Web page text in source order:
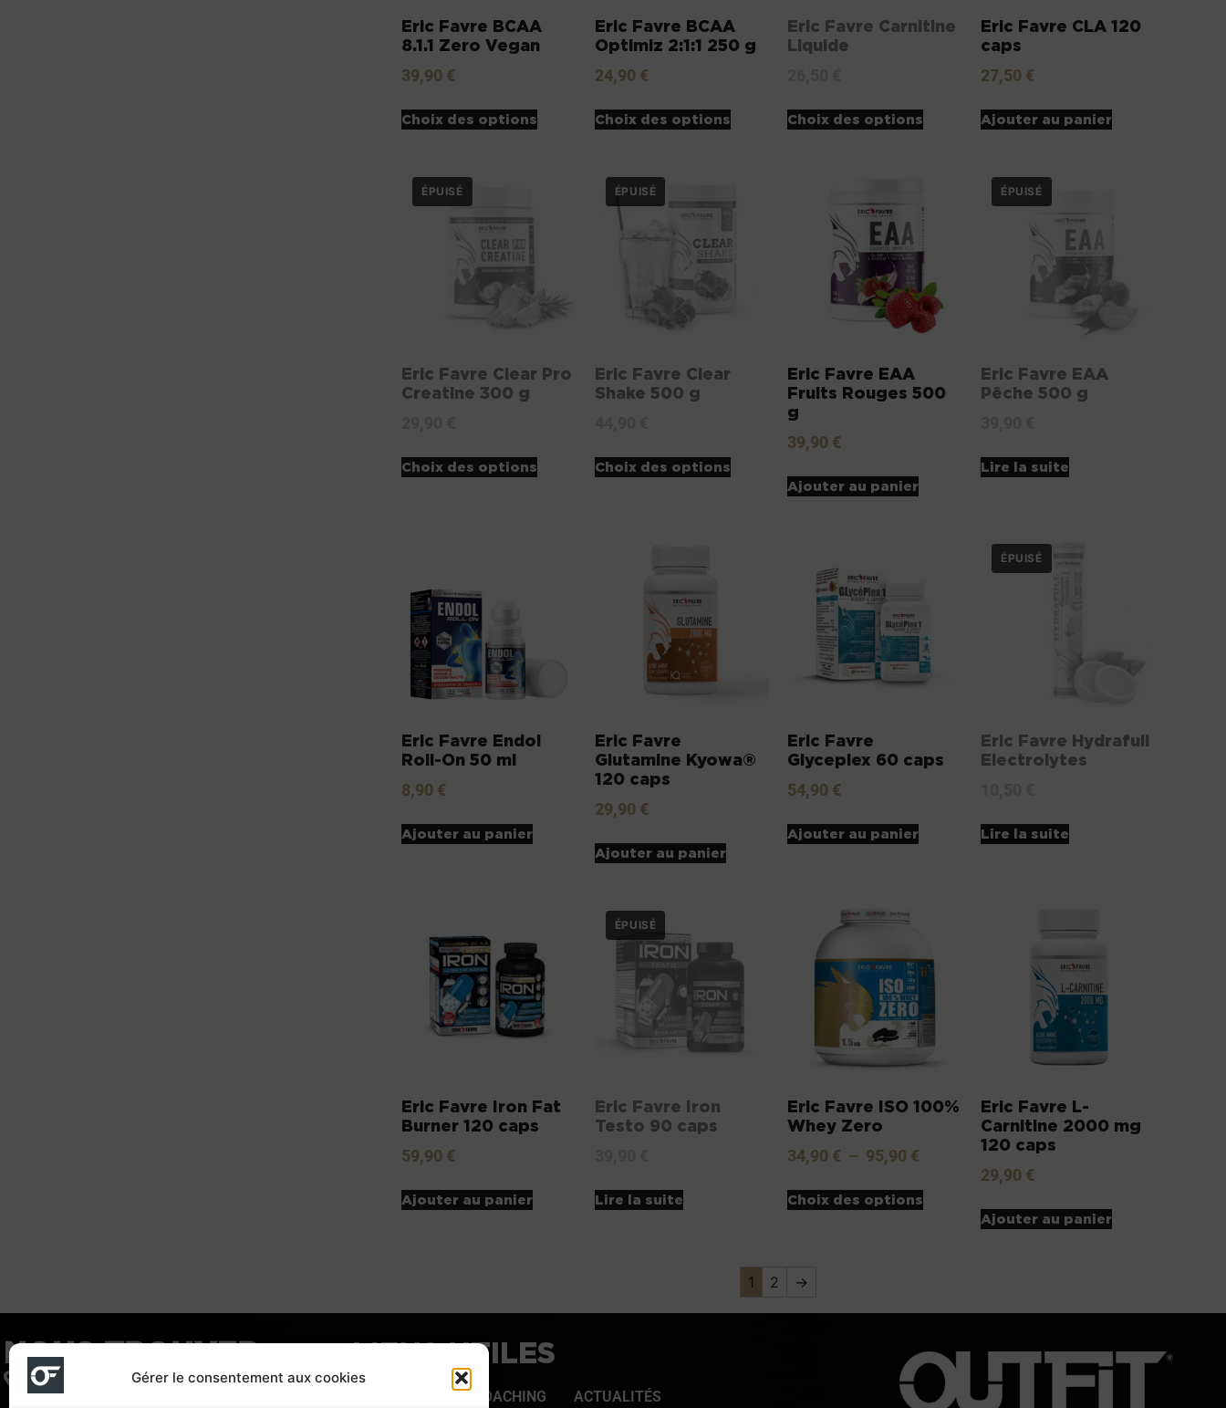
Gérer le consentement aux cookies
Eric Favre BCAA
8.1.1 Zero Vegan
39,90 €
Choix des options
Eric Favre BCAA
Optimiz 2:1:1 250 g
24,90 €
Choix des options
Eric Favre Carnitine
Liquide
Choix des options
Eric Favre CLA 120
caps
27,50 €
Ajouter au panier
Eric Favre Clear Pro
Creatine 300 g
Choix des options
Eric Favre Clear
Shake 500 g
Choix des options
Eric Favre EAA
Fruits Rouges 500
g
39,90 €
Ajouter au panier
Eric Favre EAA
Pêche 500 g
Lire la suite
Eric Favre Endol
Roll-On 50 ml
8,90 €
Ajouter au panier
Eric Favre
Glutamine Kyowa®
120 caps
29,90 €
Ajouter au panier
Eric Favre
Glyceplex 60 caps
54,90 €
Ajouter au panier
Eric Favre Hydrafull
Electrolytes
Lire la suite
Eric Favre Iron Fat
Burner 120 caps
59,90 €
Ajouter au panier
Eric Favre Iron
Testo 90 caps
Lire la suite
Eric Favre ISO 100%
Whey Zero
34,90 € – 95,90 €
Choix des options
Eric Favre L-
Carnitine 2000 mg
120 caps
29,90 €
Ajouter au panier
1 2 →
NOUS TROUVER
122 Boulevard voltaire 75011 Paris
LIENS UTILES
COACHING ACTUALITÉS